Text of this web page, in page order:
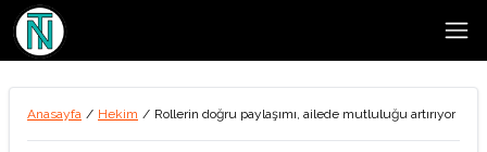
Anasayfa / Hekim / Rollerin doğru paylaşımı, ailede mutluluğu artırıyor